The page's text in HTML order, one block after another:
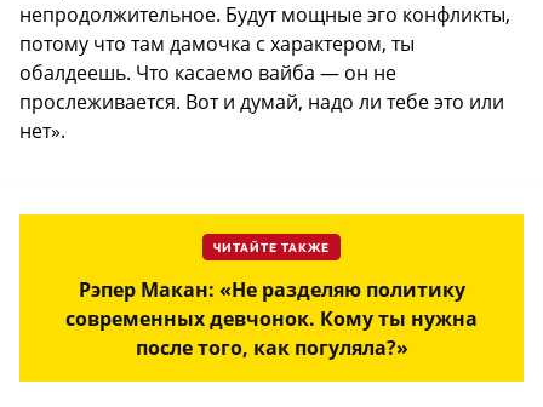
непродолжительное. Будут мощные эго конфликты,
потому что там дамочка с характером, ты
обалдеешь. Что касаемо вайба — он не
прослеживается. Вот и думай, надо ли тебе это или
нет».
ЧИТАЙТЕ ТАКЖЕ
Рэпер Макан: «Не разделяю политику
современных девчонок. Кому ты нужна
после того, как погуляла?»